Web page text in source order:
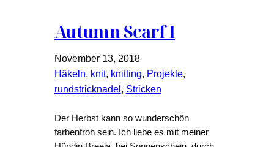
Autumn Scarf I
November 13, 2018
Häkeln, knit, knitting, Projekte
rundstricknadel , Stricken
Der Herbst kann so wunderschön
farbenfroh sein. Ich liebe es mit meiner